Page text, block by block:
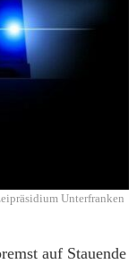
Unterfranken
auf Stauende